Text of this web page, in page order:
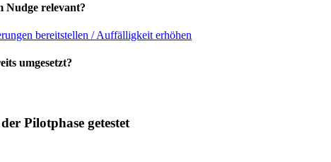
Nudge relevant?
bereitstellen / Auffälligkeit erhöhen
umgesetzt?
Pilotphase getestet